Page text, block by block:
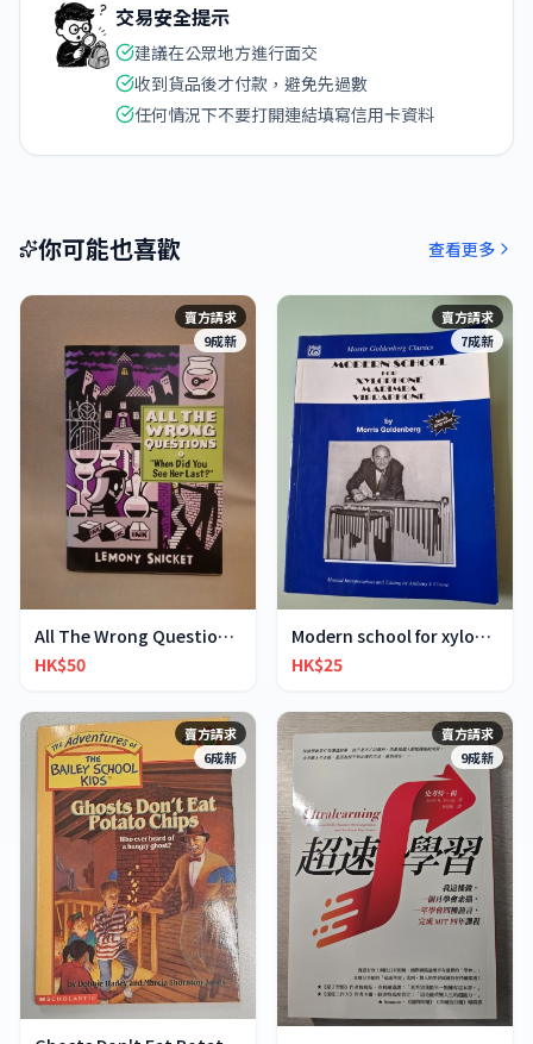
交易安全提示
建議在公眾地方進行面交
收到貨品後才付款，避免先過數
任何情況下不要打開連結填寫信用卡資料
你可能也喜歡 查看更多
賣方請求
9成新
All The Wrong Questions 2: "When Did You See Her L
HK$50
賣方請求
7成新
Modern school for xylophone marimba vibraphone
HK$25
賣方請求
6成新
賣方請求
9成新